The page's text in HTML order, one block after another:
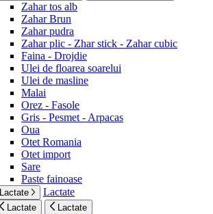
Zahar tos alb
Zahar Brun
Zahar pudra
Zahar plic - Zhar stick - Zahar cubic
Faina - Drojdie
Ulei de floarea soarelui
Ulei de masline
Malai
Orez - Fasole
Gris - Pesmet - Arpacas
Oua
Otet Romania
Otet import
Sare
Paste fainoase
Lactate Lactate
Lactate Lactate